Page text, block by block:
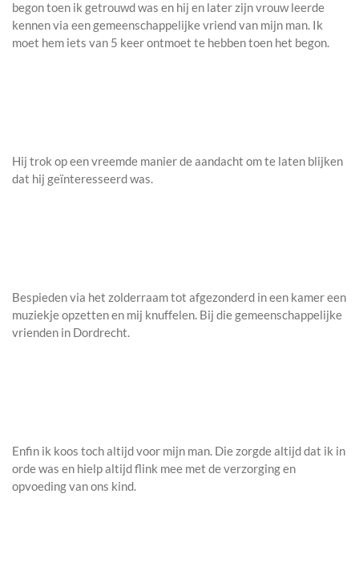
begon toen ik getrouwd was en hij en later zijn vrouw leerde
kennen via een gemeenschappelijke vriend van mijn man. Ik
moet hem iets van 5 keer ontmoet te hebben toen het begon.
Hij trok op een vreemde manier de aandacht om te laten blijken
dat hij geïnteresseerd was.
Bespieden via het zolderraam tot afgezonderd in een kamer een
muziekje opzetten en mij knuffelen. Bij die gemeenschappelijke
vrienden in Dordrecht.
Enfin ik koos toch altijd voor mijn man. Die zorgde altijd dat ik in
orde was en hielp altijd flink mee met de verzorging en
opvoeding van ons kind.